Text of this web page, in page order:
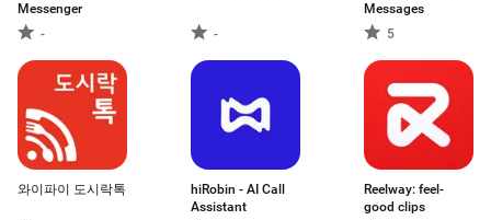
Messenger
-
-
Messages
5
와이파이 도시락톡
hiRobin - AI Call
Assistant
Reelway: feel-
good clips